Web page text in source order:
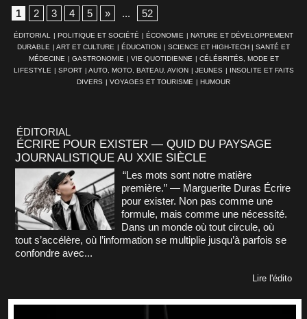
1
2 3 4 5 » ... 52
ÉDITORIAL | POLITIQUE ET SOCIÉTÉ | ÉCONOMIE | NATURE ET DÉVELOPPEMENT
DURABLE | ART ET CULTURE | ÉDUCATION | SCIENCE ET HIGH-TECH | SANTÉ ET
MÉDECINE | GASTRONOMIE | VIE QUOTIDIENNE | CÉLÉBRITÉS, MODE ET
LIFESTYLE | SPORT | AUTO, MOTO, BATEAU, AVION | JEUNES | INSOLITE ET FAITS
DIVERS | VOYAGES ET TOURISME | HUMOUR
ÉDITORIAL
ÉCRIRE POUR EXISTER — QUID DU PAYSAGE
JOURNALISTIQUE AU XXIE SIÈCLE
“Les mots sont notre matière
première.” — Marguerite Duras Écrire
pour exister. Non pas comme une
formule, mais comme une nécessité.
Dans un monde où tout circule, où
tout s’accélère, où l’information se multiplie jusqu’à parfois se
confondre avec...
Lire l'édito